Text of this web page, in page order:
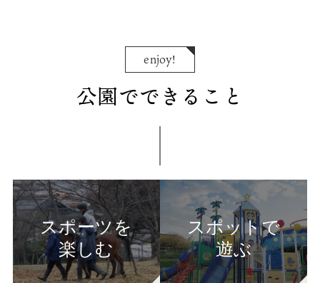
enjoy!
公園でできること
スポーツを
楽しむ
スポットで
遊ぶ